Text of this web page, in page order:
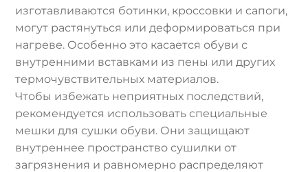
изготавливаются ботинки, кроссовки и сапоги,
могут растянуться или деформироваться при
нагреве. Особенно это касается обуви с
внутренними вставками из пены или других
термочувствительных материалов.
Чтобы избежать неприятных последствий,
рекомендуется использовать специальные
мешки для сушки обуви. Они защищают
внутреннее пространство сушилки от
загрязнения и равномерно распределяют